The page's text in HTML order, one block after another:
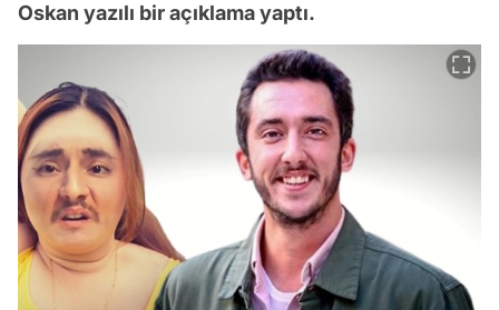
Oskan yazılı bir açıklama yaptı.